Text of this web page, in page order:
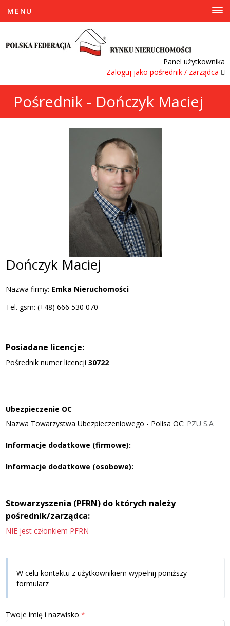
Panel użytkownika
Zaloguj jako pośrednik / zarządca
MENU
Pośrednik - Dończyk Maciej
Dończyk Maciej
Nazwa firmy: Emka Nieruchomości
Tel. gsm: (+48) 666 530 070
Posiadane licencje:
Pośrednik numer licencji 30722
Ubezpieczenie OC
Nazwa Towarzystwa Ubezpieczeniowego - Polisa OC: PZU S.A
Informacje dodatkowe (firmowe):
Informacje dodatkowe (osobowe):
Stowarzyszenia (PFRN) do których należy
pośrednik/zarządca:
NIE jest członkiem PFRN
W celu kontaktu z użytkownikiem wypełnij poniższy
formularz
Twoje imię i nazwisko